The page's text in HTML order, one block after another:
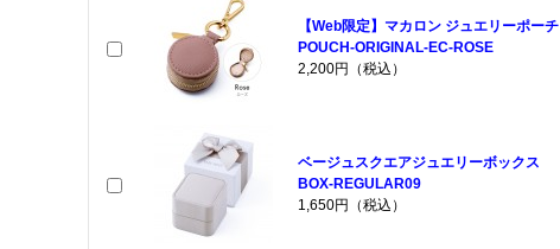
【Web限定】マカロン ジュエリーポーチ
POUCH-ORIGINAL-EC-ROSE
2,200円（税込）
ベージュスクエアジュエリーボックス
BOX-REGULAR09
1,650円（税込）